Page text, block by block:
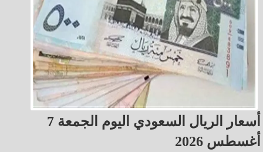
أسعار الريال السعودي اليوم الجمعة 7
أغسطس 2026